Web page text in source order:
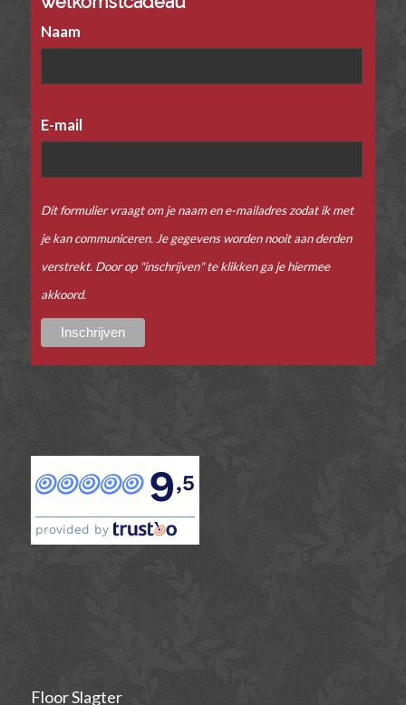
Naam
E-mail
Dit formulier vraagt om je naam en e-mailadres zodat ik met
je kan communiceren. Je gegevens worden nooit aan derden
verstrekt. Door op "inschrijven" te klikken ga je hiermee
akkoord.
9,5
provided by
Floor Slagter